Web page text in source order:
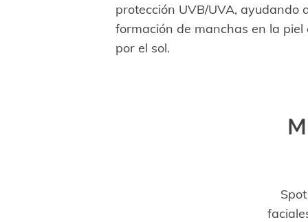
protección UVB/UVA, ayudando
formación de manchas en la piel
por el sol.